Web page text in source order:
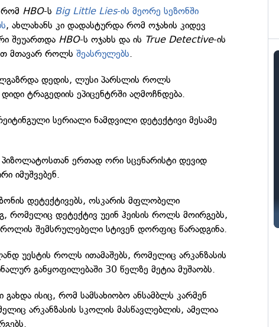
რომ HBO-ს Big Little Lies-ის მეორე სეზონში
, ახლახანს კი დადასტურდა რომ ოჯახის კიდევ
შეუართდა HBO-ს ოჯახს და ის True Detective-ის
მთავარ როლსშეასრულებს.
დედის, ლუსი პარსლის როლს
ტრაგედიის ეპიცენტრში აღმოჩნდება.
სერიალი ნამდვილი დეტექტივი მესამე
პიზოლატოსთან ერთად ორი სცენარისტი დევიდ
იმუშვებენ.
დეტექტივებს, ოსკარის მფლობელი
რომელიც დეტექტივ უეინ ჰეისის როლს მოირგებს,
შემსრულებელი სტივენ დორფიც წარადგინა.
უესტის როლს ითამაშებს, რომელიც არკანზასის
განყოფილებაში 30 წელზე მეტია მუშაობს.
ისიც, რომ სამსახიობო ანსამბლს კარმენ
არკანზასის სკოლის მასწავლებლის, ამელია